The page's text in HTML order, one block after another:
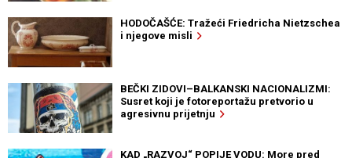
HODOČAŠĆE: Tražeći Friedricha Nietzschea
i njegove misli
BEČKI ZIDOVI–BALKANSKI NACIONALIZMI:
Susret koji je fotoreportažu pretvorio u
agresivnu prijetnju
KAD „RAZVOJ“ POPIJE VODU: More pred